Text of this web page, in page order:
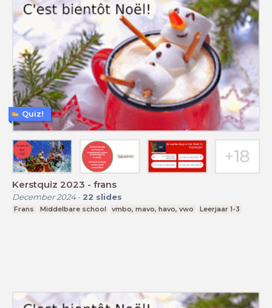
Kerstquiz 2023 - frans
December 2024- 22 slides
Frans Middelbare school vmbo, mavo, havo, vwo Leerjaar 1-3
Quiz!